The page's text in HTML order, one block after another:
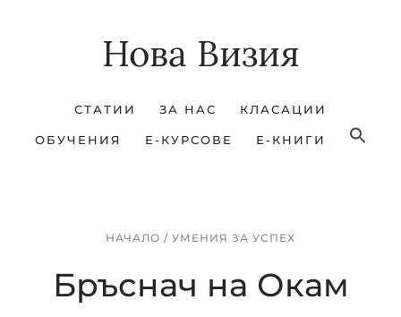
Нова Визия
СТАТИИ ЗА НАС КЛАСАЦИИ
ОБУЧЕНИЯ Е-КУРСОВЕ Е-КНИГИ
НАЧАЛО / УМЕНИЯ ЗА УСПЕХ
Бръснач на Окам